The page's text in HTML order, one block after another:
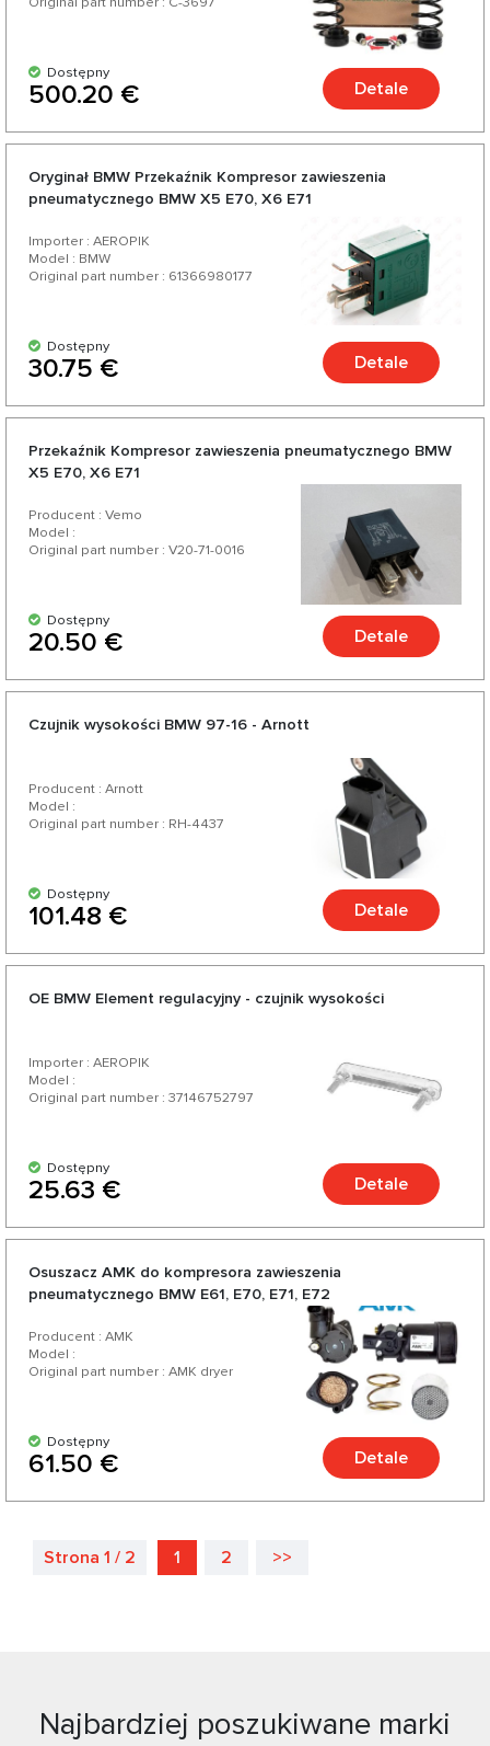
Dostępny
500.20 € Detale
Oryginał BMW Przekaźnik Kompresor zawieszenia
pneumatycznego BMW X5 E70, X6 E71
Importer : AEROPIK
Model : BMW
Original part number : 61366980177
Dostępny
30.75 € Detale
Przekaźnik Kompresor zawieszenia pneumatycznego BMW
X5 E70, X6 E71
Producent : Vemo
Model :
Original part number : V20-71-0016
Dostępny
20.50 € Detale
Czujnik wysokości BMW 97-16 - Arnott
Producent : Arnott
Model :
Original part number : RH-4437
Dostępny
101.48 € Detale
OE BMW Element regulacyjny - czujnik wysokości
Importer : AEROPIK
Model :
Original part number : 37146752797
Dostępny
25.63 € Detale
Osuszacz AMK do kompresora zawieszenia
pneumatycznego BMW E61, E70, E71, E72
Producent : AMK
Model :
Original part number : AMK dryer
Dostępny
61.50 € Detale
Strona 1 / 2 1 2 >>
Najbardziej poszukiwane marki